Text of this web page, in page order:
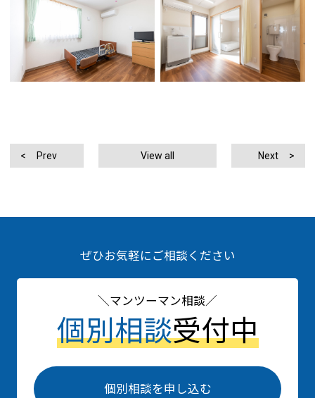
Prev View all Next
ぜひお気軽にご相談ください
マンツーマン相談
個別相談受付中
個別相談を申し込む